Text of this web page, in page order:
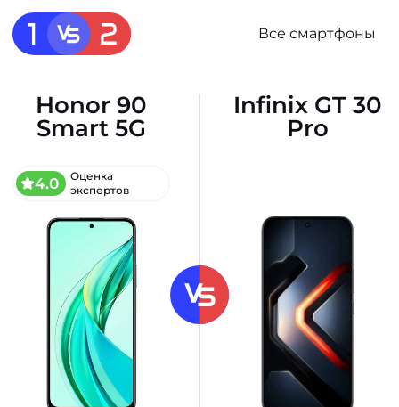
Все смартфоны
Honor 90
Smart 5G
4.0
Оценка
экспертов
Infinix GT 30
Pro